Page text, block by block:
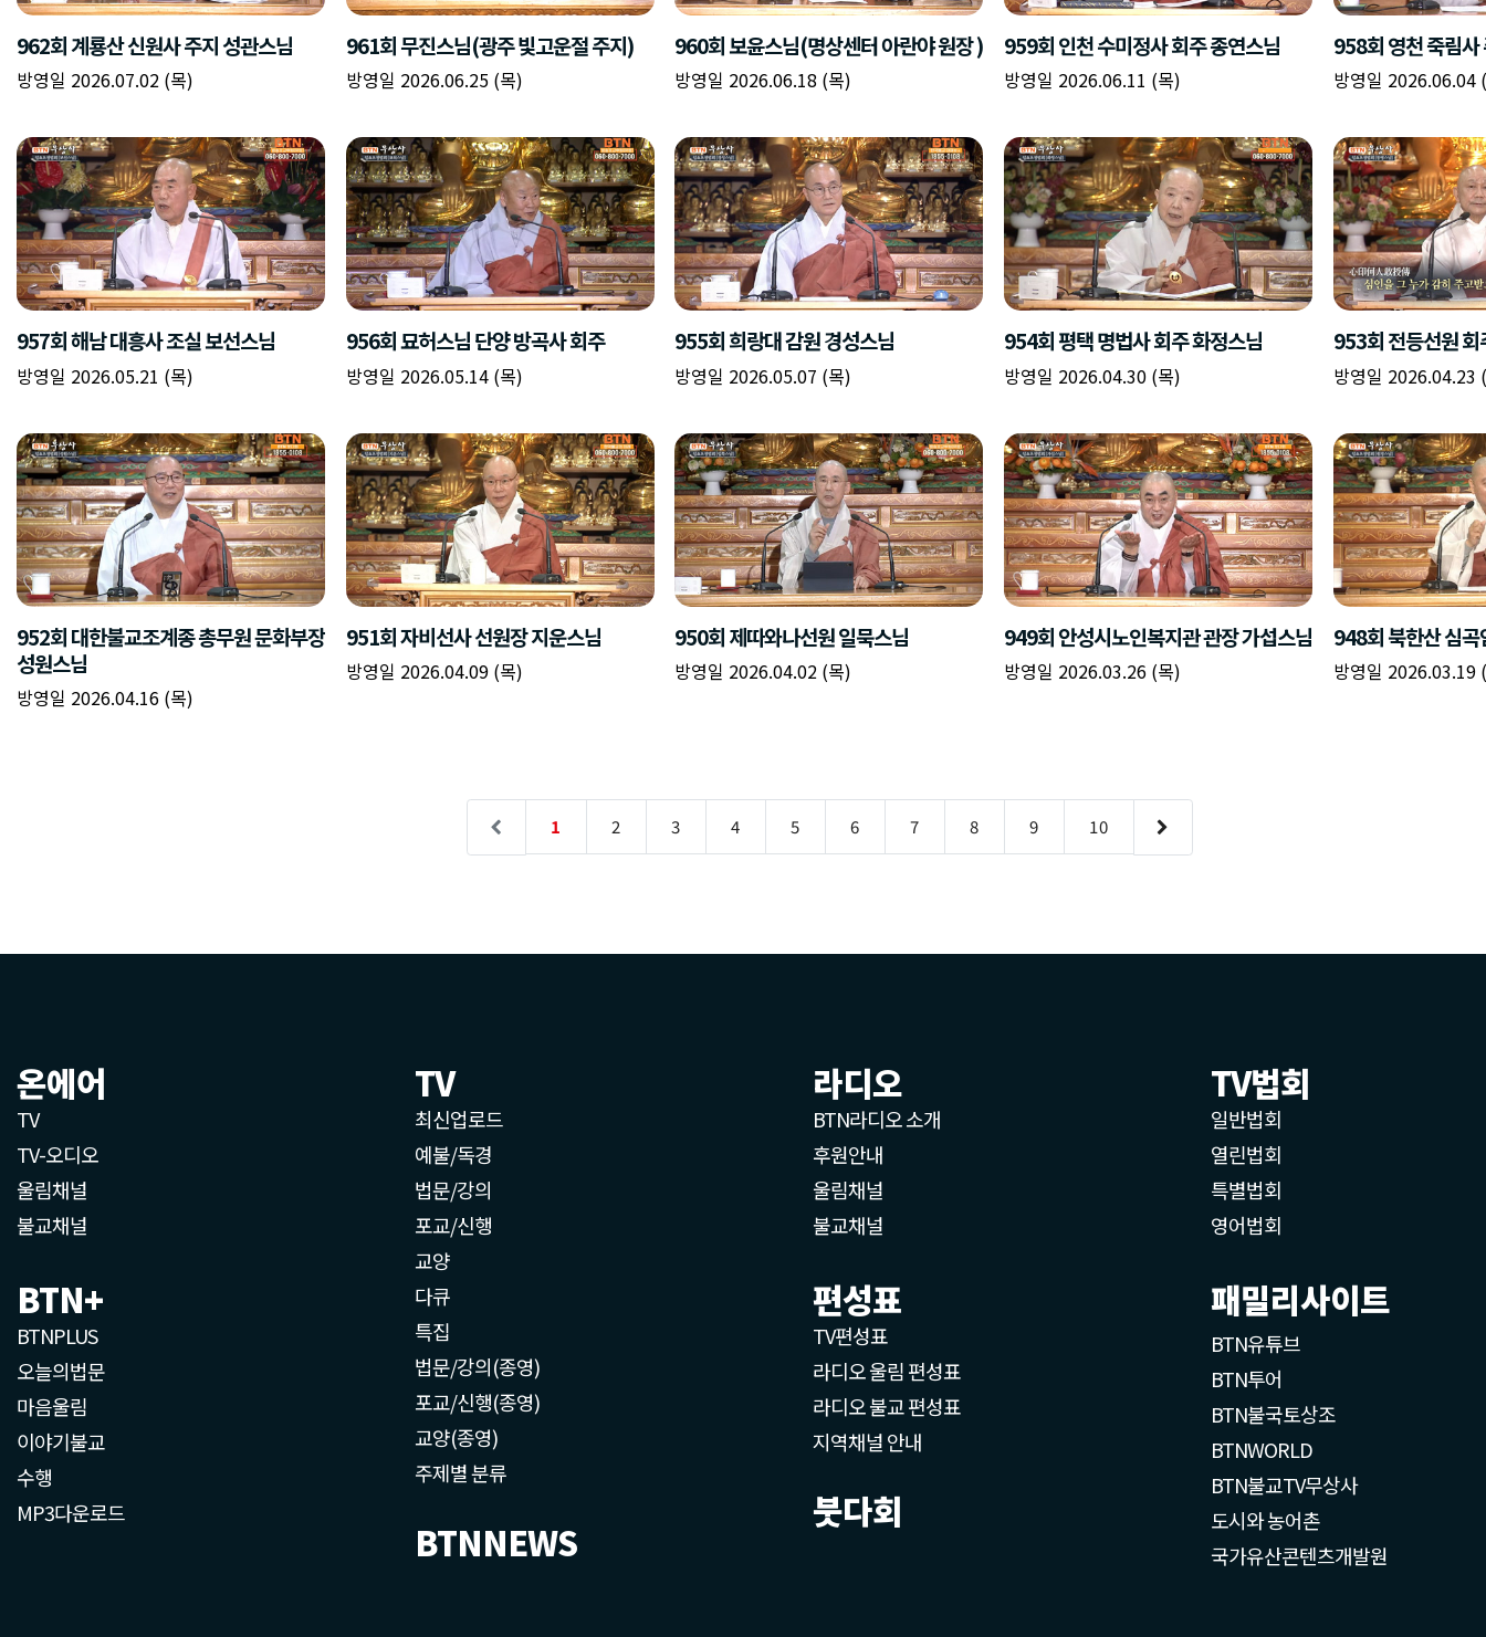
추
가
확인
닫기
온에어
TV
TV-오디오
울림채널
불교채널
BTN+
BTNPLUS
오늘의법문
마음울림
이야기불교
수행
MP3다운로드
TV
최신업로드
예불/독경
법문/강의
포교/신행
교양
다큐
특집
법문/강의(종영)
포교/신행(종영)
교양(종영)
주제별 분류
BTNNEWS
라디오
BTN라디오 소개
후원안내
울림채널
불교채널
편성표
TV편성표
라디오 울림 편성표
라디오 불교 편성표
지역채널 안내
붓다회
TV법회
일반법회
열린법회
특별법회
영어법회
패밀리사이트
BTN유튜브
BTN투어
BTN불국토상조
BTNWORLD
BTN불교TV무상사
도시와 농어촌
국가유산콘텐츠개발원